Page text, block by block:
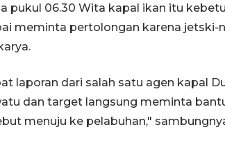
pukul 06.30 Wita kapal ikan itu
meminta pertolongan karena jetski-
laporan dari salah satu agen kapal
dan target langsung meminta
menuju ke pelabuhan,"